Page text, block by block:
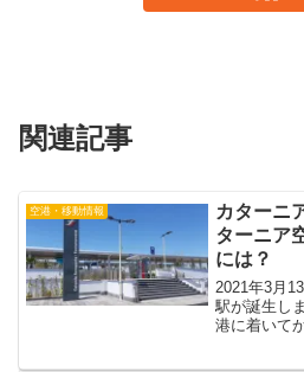
関連記事
空港・移動情報
カターニ
ターニア
には？
2021年3月
駅が誕生し
港に着いて